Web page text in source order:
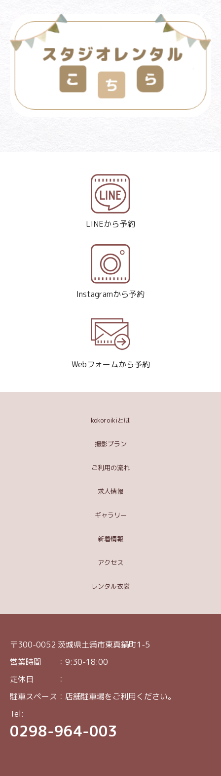
LINEから予約
Instagramから予約
Webフォームから予約
kokoroikiとは
撮影プラン
ご利用の流れ
求人情報
ギャラリー
新着情報
アクセス
レンタル衣裳
〒300-0052 茨城県土浦市東真鍋町1-5
営業時間 ：9:30-18:00
定休日 ：
駐車スペース：店舗駐車場をご利用ください。
Tel:
0298-964-003